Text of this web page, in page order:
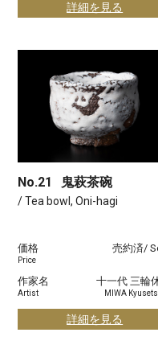
詳細を見る
No.21 鬼萩茶碗
/ Tea bowl, Oni-hagi
価格
Price
売約済/
作家名
Artist
十一代 三輪
MIWA
詳細を見る